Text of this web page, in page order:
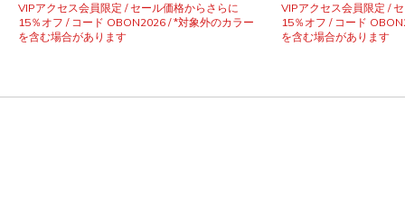
VIPアクセス会員限定 / セール価格からさらに
15％オフ / コード OBON2026 / *対象外のカラー
を含む場合があります
VIPアクセス会員限定 /
15％オフ / コード
を含む場合があります